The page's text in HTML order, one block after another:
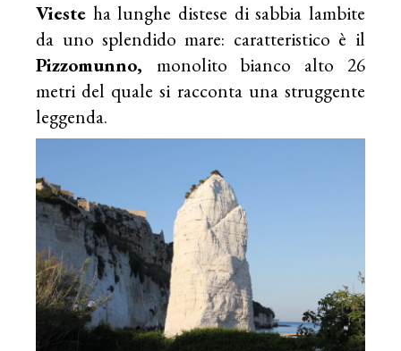
Vieste ha lunghe distese di sabbia lambite
da uno splendido mare: caratteristico è il
Pizzomunno, monolito bianco alto 26
metri del quale si racconta una struggente
leggenda.